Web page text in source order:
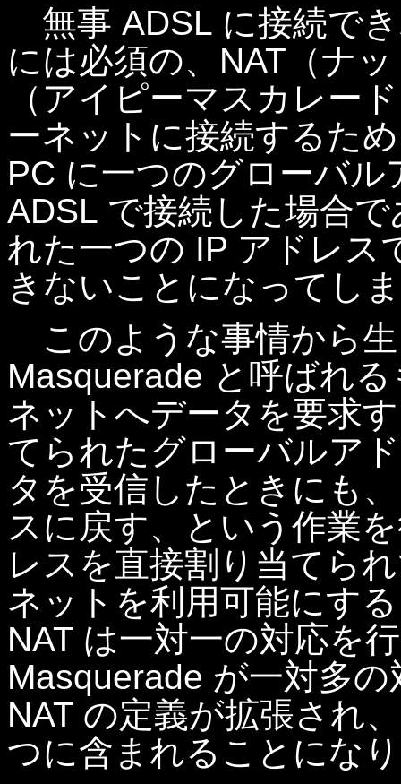
無事 ADSL に接続で
には必須の、NAT（ナ
（アイピーマスカレー
ーネットに接続するた
PC に一つのグローバ
ADSL で接続した場合
れた一つの IP アドレス
きないことになってし
このような事情から
Masquerade と呼ばれ
ネットへデータを要求
てられたグローバルア
タを受信したときにも
スに戻す、という作業
レスを直接割り当てら
ネットを利用可能にす
NAT は一対一の対応を
Masquerade が一対多
NAT の定義が拡張され
つに含まれることにな